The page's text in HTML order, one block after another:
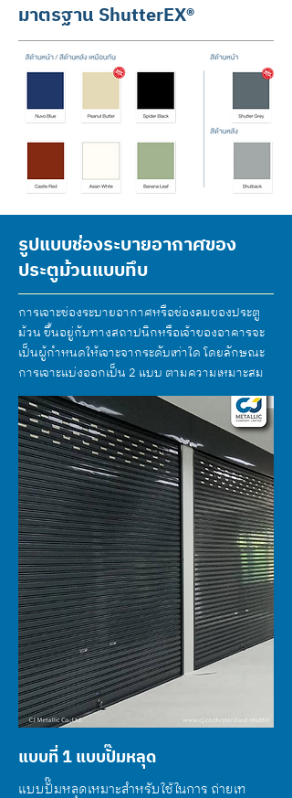
มาตรฐาน ShutterEX®
รูปแบบช่องระบายอากาศของ
ประตูม้วนแบบทึบ
การเจาะช่องระบายอากาศหรือช่องลมของประตู
ม้วน ขึ้นอยู่กับทางสถาปนิกหรือเจ้าของอาคารจะ
เป็นผู้กำหนดให้เจาะจากระดับเท่าใด โดยลักษณะ
การเจาะแบ่งออกเป็น 2 แบบ ตามความเหมาะสม
แบบที่ 1 แบบปั๊มหลุด
แบบปั๊มหลุดเหมาะสำหรับใช้ในการ ถ่ายเท